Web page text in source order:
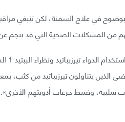
بوضوح في علاج السمنة، لكن تنبغي
من المشكلات الصحية التي قد تنجم
سلبية، وضبط جرعات أدويتهم الأخرى».